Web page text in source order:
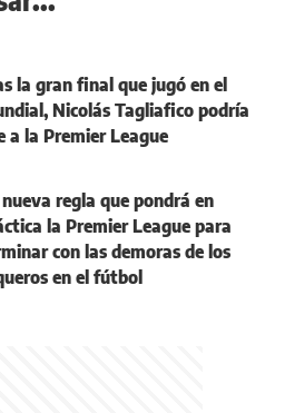
la gran final que jugó en el
Nicolás Tagliafico podría
a la Premier League
regla que pondrá en
la Premier League para
con las demoras de los
en el fútbol